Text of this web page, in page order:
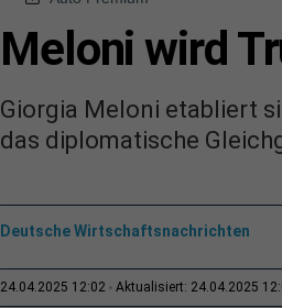
Meloni wird
Giorgia Meloni etabliert
das diplomatische
Deutsche Wirtschaftsnachrichten
24.04.2025 12:02 Aktualisiert: 24.04.2025